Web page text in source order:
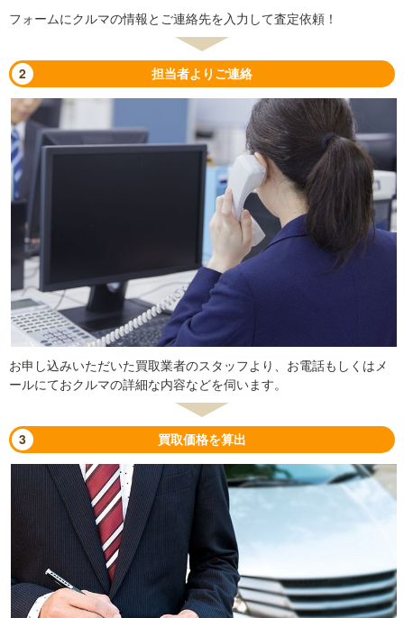
フォームにクルマの情報とご連絡先を入力して査定依頼！
2 担当者よりご連絡
お申し込みいただいた買取業者のスタッフより、お電話もしくはメ
ールにておクルマの詳細な内容などを伺います。
3 買取価格を算出